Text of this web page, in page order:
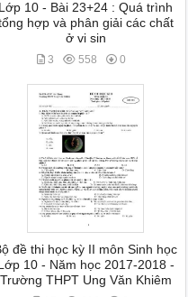
Lớp 10 - Bài 23+24 : Quá trình
hợp và phân giải các chất
ở vi sin
3 558 0
đề thi học kỳ II môn Sinh học
Lớp 10 - Năm học 2017-2018 -
Trường THPT Ung Văn Khiêm